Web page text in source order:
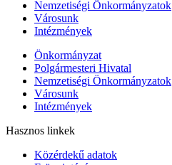
Nemzetiségi Önkormányzatok
Városunk
Intézmények
Önkormányzat
Polgármesteri Hivatal
Nemzetiségi Önkormányzatok
Városunk
Intézmények
Hasznos linkek
Közérdekű adatok